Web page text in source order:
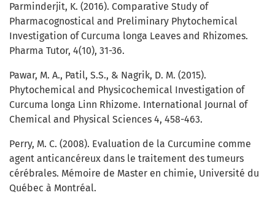
Parminderjit, K. (2016). Comparative Study of
Pharmacognostical and Preliminary Phytochemical
Investigation of Curcuma longa Leaves and Rhizomes.
Pharma Tutor, 4(10), 31-36.
Pawar, M. A., Patil, S.S., & Nagrik, D. M. (2015).
Phytochemical and Physicochemical Investigation of
Curcuma longa Linn Rhizome. International Journal of
Chemical and Physical Sciences 4, 458-463.
Perry, M. C. (2008). Evaluation de la Curcumine comme
agent anticancéreux dans le traitement des tumeurs
cérébrales. Mémoire de Master en chimie, Université du
Québec à Montréal.